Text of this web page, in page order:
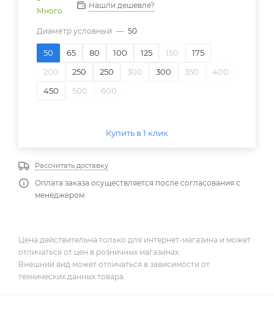
Много
Нашли дешевле?
Диаметр условный — 50
50 65 80 100 125 150
175
200
250 250 300 300 350
400
450
500 600
Купить в 1 клик
Рассчитать доставку
Оплата заказа осуществляется после согласования с
менеджером
Цена действительна только для интернет-магазина и может
отличаться от цен в розничных магазинах.
Внешний вид может отличаться в зависимости от
технических данных товара.